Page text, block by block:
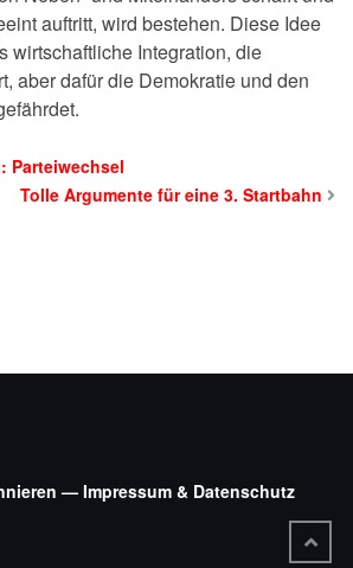
auftritt, wird bestehen. Diese Idee
wirtschaftliche Integration, die
aber dafür die Demokratie und den
Parteiwechsel
Tolle Argumente für eine 3. Startbahn
— Impressum & Datenschutz